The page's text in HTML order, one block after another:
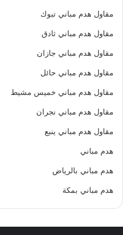
مقاول هدم مباني تبوك
مقاول هدم مباني ثادق
مقاول هدم مباني جازان
مقاول هدم مباني حائل
مقاول هدم مباني خميس مشيط
مقاول هدم مباني نجران
مقاول هدم مباني ينبع
هدم مباني
هدم مباني بالرياض
هدم مباني بمكة